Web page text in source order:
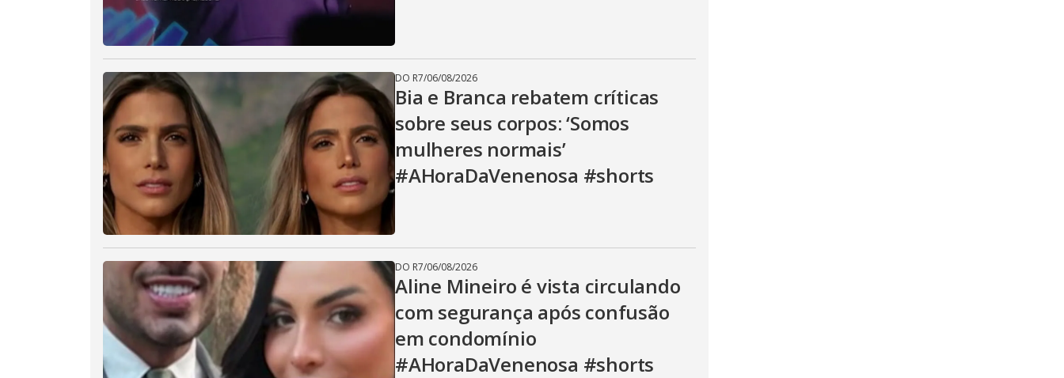
DO R7/06/08/2026
Bia e Branca rebatem críticas
sobre seus corpos: ‘Somos
mulheres normais’
#AHoraDaVenenosa #shorts
DO R7/06/08/2026
Aline Mineiro é vista circulando
com segurança após confusão
em condomínio
#AHoraDaVenenosa #shorts